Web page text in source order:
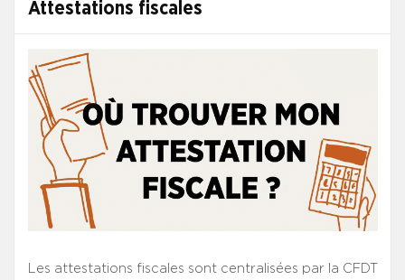
Attestations fiscales
Les attestations fiscales sont centralisées par la CFDT